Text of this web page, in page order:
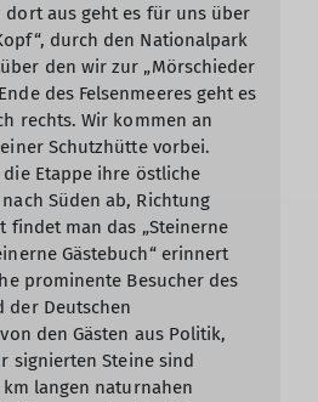
dort aus geht es für uns über
durch den Nationalpark
den wir zur „Mörschieder
des Felsenmeeres geht es
rechts. Wir kommen an
Schutzhütte vorbei.
Etappe ihre östliche
Süden ab, Richtung
findet man das „Steinerne
Gästebuch“ erinnert
prominente Besucher des
der Deutschen
den Gästen aus Politik,
signierten Steine sind
km langen naturnahen